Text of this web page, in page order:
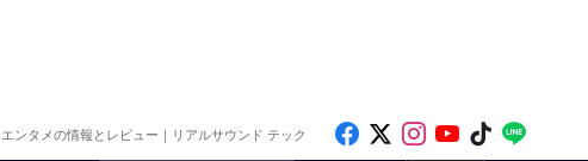
ンタメの情報とレビュー｜リアルサウンド テック Like on Facebook
Follow on x
Follow on
Follow on
Follow